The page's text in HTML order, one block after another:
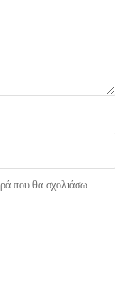
που θα σχολιάσω.